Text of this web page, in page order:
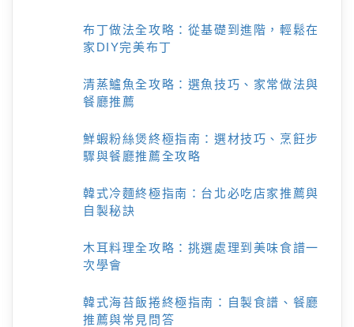
布丁做法全攻略：從基礎到進階，輕鬆在
家DIY完美布丁
清蒸鱸魚全攻略：選魚技巧、家常做法與
餐廳推薦
鮮蝦粉絲煲終極指南：選材技巧、烹飪步
驟與餐廳推薦全攻略
韓式冷麵終極指南：台北必吃店家推薦與
自製秘訣
木耳料理全攻略：挑選處理到美味食譜一
次學會
韓式海苔飯捲終極指南：自製食譜、餐廳
推薦與常見問答